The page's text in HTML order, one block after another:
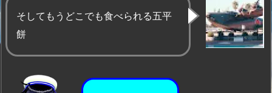
そしてもうどこでも食べられる五平
餅